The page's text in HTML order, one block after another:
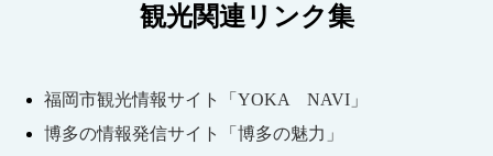
観光関連リンク集
福岡市観光情報サイト「YOKA NAVI」
博多の情報発信サイト「博多の魅力」